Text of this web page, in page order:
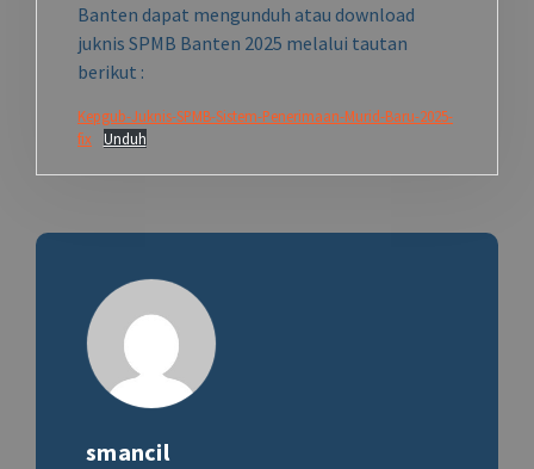
Banten dapat mengunduh atau download
juknis SPMB Banten 2025 melalui tautan
berikut :
Kepgub-Juknis-SPMB-Sistem-Penerimaan-Murid-Baru-2025-
fix
Unduh
smancil